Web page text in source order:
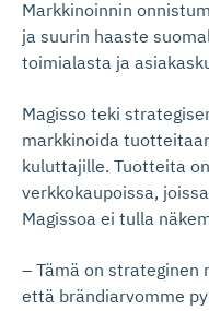
Markkinoinnin
ja suurin haaste
toimialasta ja
Magisso teki
markkinoida
kuluttajille. Tuotteita
verkkokaupoissa,
Magissoa ei tulla
– Tämä on strateginen
että brändiarvomme